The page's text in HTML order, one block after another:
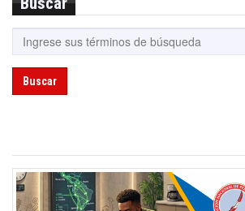
Buscar